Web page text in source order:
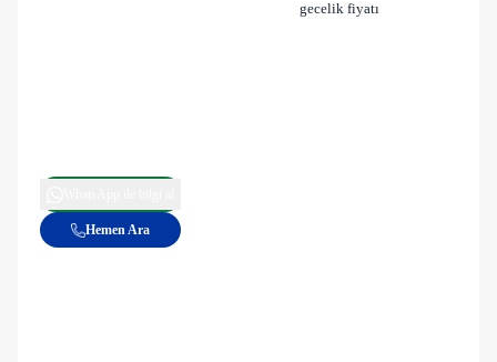
gecelik fiyatı
Hemen Ara